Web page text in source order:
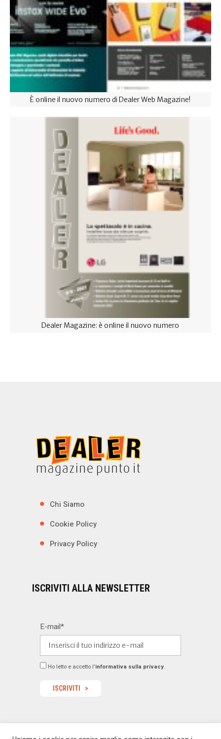
È online il nuovo numero di Dealer Web Magazine!
Dealer Magazine: è online il nuovo numero
Chi Siamo
Cookie Policy
Privacy Policy
ISCRIVITI ALLA NEWSLETTER
E-mail*
Ho letto e accetto l'informativa sulla privacy.